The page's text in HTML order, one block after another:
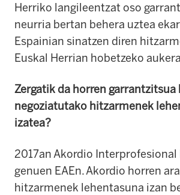
Herriko langileentzat oso
neurria bertan behera uztea
Espainian sinatzen diren
Euskal Herrian hobetzeko
Zergatik da horren garrantzitsua
negoziatutako hitzarmenek
izatea?
2017an Akordio
genuen EAEn. Akordio horren
hitzarmenek lehentasuna izan